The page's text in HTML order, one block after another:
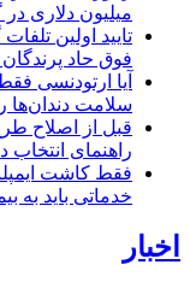
میلیون دلاری
تایید اولین
فوق حاد پرندگان H5N1 در استرالیا
آیا ارتودنسی
سلامت دندان‌ها
راهنمای انتخاب
فقط کاشت
خدماتی باید به
اخبار